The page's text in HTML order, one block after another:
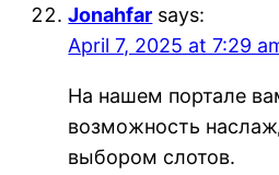
Jonahfar says:
April 7, 2025 at 7:29
На нашем портале
возможность
выбором слотов.